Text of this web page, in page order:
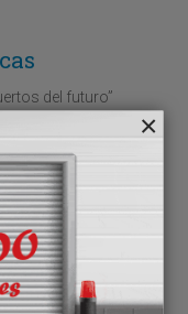
del futuro”